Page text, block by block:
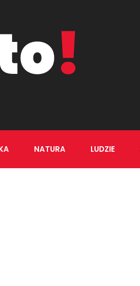
NATURA LUDZIE